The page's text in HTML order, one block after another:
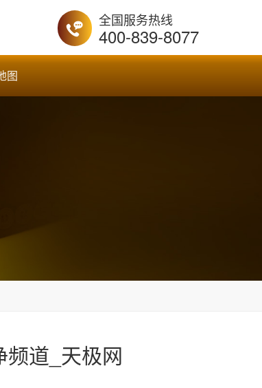
全国服务热线
400-839-8077
图
道_天极网